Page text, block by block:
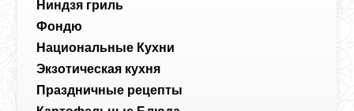
Ниндзя гриль
Фондю
Национальные Кухни
Экзотическая кухня
Праздничные рецепты